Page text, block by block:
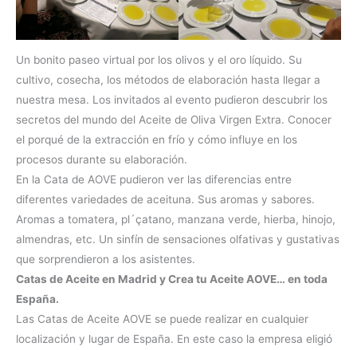
Un bonito paseo virtual por los olivos y el oro líquido. Su
cultivo, cosecha, los métodos de elaboración hasta llegar a
nuestra mesa. Los invitados al evento pudieron descubrir los
secretos del mundo del Aceite de Oliva Virgen Extra. Conocer
el porqué de la extracción en frío y cómo influye en los
procesos durante su elaboración.
En la Cata de AOVE pudieron ver las diferencias entre
diferentes variedades de aceituna. Sus aromas y sabores.
Aromas a tomatera, pl´çatano, manzana verde, hierba, hinojo,
almendras, etc. Un sinfín de sensaciones olfativas y gustativas
que sorprendieron a los asistentes.
Catas de Aceite en Madrid y Crea tu Aceite AOVE… en toda
España.
Las Catas de Aceite AOVE se puede realizar en cualquier
localización y lugar de España. En este caso la empresa eligió